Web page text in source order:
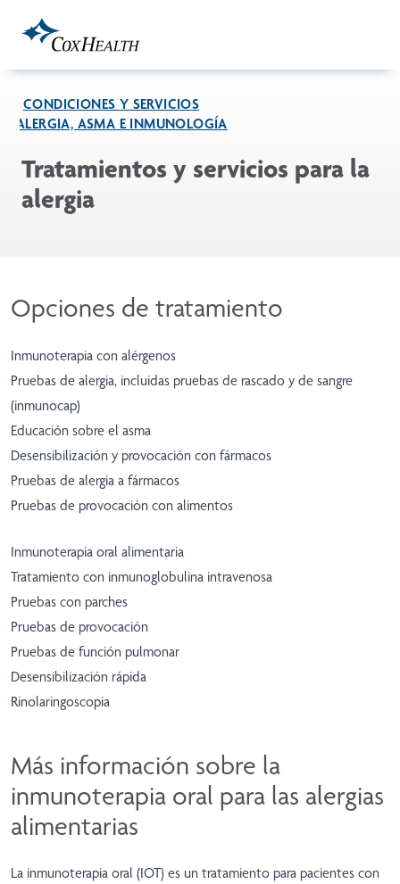
CONDICIONES Y SERVICIOS
ALERGIA, ASMA E INMUNOLOGÍA
Tratamientos y servicios para la
alergia
Opciones de tratamiento
Inmunoterapia con alérgenos
Pruebas de alergia, incluidas pruebas de rascado y de sangre
(inmunocap)
Educación sobre el asma
Desensibilización y provocación con fármacos
Pruebas de alergia a fármacos
Pruebas de provocación con alimentos
Inmunoterapia oral alimentaria
Tratamiento con inmunoglobulina intravenosa
Pruebas con parches
Pruebas de provocación
Pruebas de función pulmonar
Desensibilización rápida
Rinolaringoscopia
Más información sobre la
inmunoterapia oral para las alergias
alimentarias
La inmunoterapia oral (IOT) es un tratamiento para pacientes con